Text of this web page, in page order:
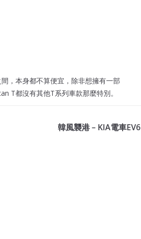
，本身都不算便宜，除非想擁有一部
T都沒有其他T系列車款那麼特別。
韓風襲港 – KIA電車EV6